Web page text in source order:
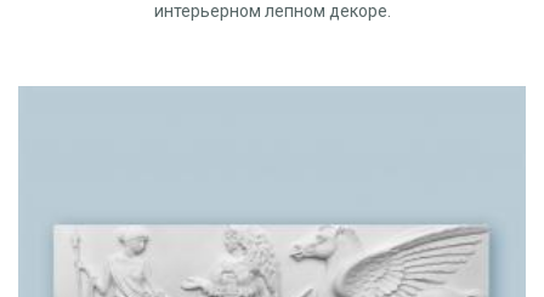
интерьерном лепном декоре.